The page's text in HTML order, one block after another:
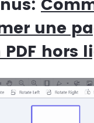
une
hors